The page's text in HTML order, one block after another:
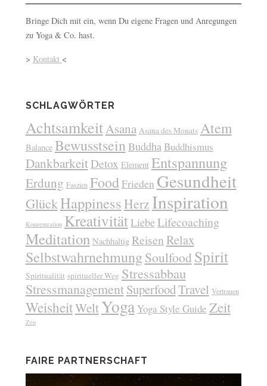
Bringe Dich mit ein, wenn Du eigene Fragen und Anregungen
zu Yoga & Co. hast.
> Kontakt <
SCHLAGWÖRTER
AchtsamkeitAsana Asana des Monats Atem
Balance Bewusstsein Buddha Buddhismus
DankbarkeitDetox Element Entspannung
Erdung Faszien Food Frieden Gesundheit
GlückHappiness Herz Inspiration
Konzentration KreativitätLiebeLifecoaching
Meditation Nachhaltig ReisenRelax
SelbstwahrnehmungSoulfood Spirit
Spiritualität spiritueller Weg Stressabbau
StressmanagementSuperfoodTravel Vertrauen
WeisheitWeltYoga Yoga Style Guide Zeit
Zen
FAIRE PARTNERSCHAFT